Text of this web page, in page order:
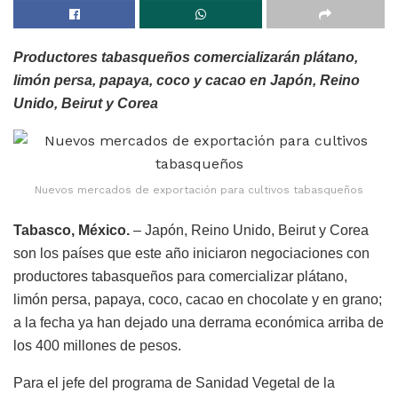
Productores tabasqueños comercializarán plátano,
limón persa, papaya, coco y cacao en Japón, Reino
Unido, Beirut y Corea
Nuevos mercados de exportación para cultivos tabasqueños
Tabasco, México. – Japón, Reino Unido, Beirut y Corea
son los países que este año iniciaron negociaciones con
productores tabasqueños para comercializar plátano,
limón persa, papaya, coco, cacao en chocolate y en grano;
a la fecha ya han dejado una derrama económica arriba de
los 400 millones de pesos.
Para el jefe del programa de Sanidad Vegetal de la